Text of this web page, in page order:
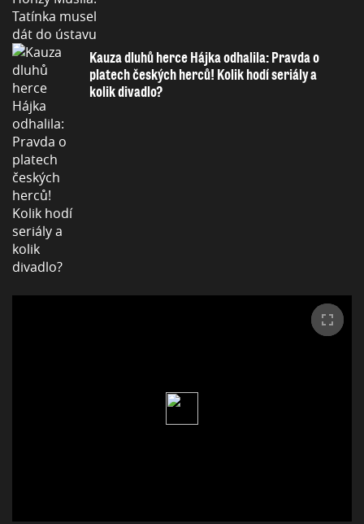
Kauza dluhů herce Hájka odhalila: Pravda o
platech českých herců! Kolik hodí seriály a
kolik divadlo?